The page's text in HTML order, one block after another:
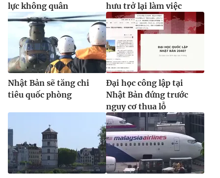
lực không quân
hưu trở lại làm việc
Nhật Bản sẽ tăng chi
tiêu quốc phòng
Đại học công lập tại
Nhật Bản đứng trước
nguy cơ thua lỗ